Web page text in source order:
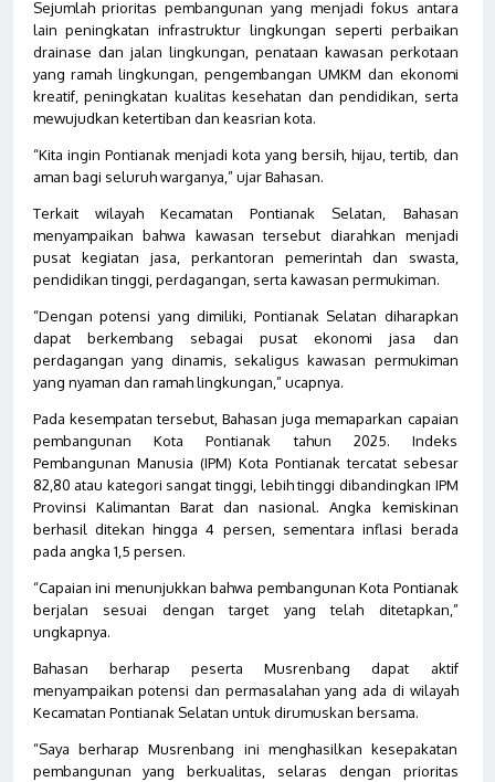
Sejumlah prioritas pembangunan yang menjadi fokus antara
lain peningkatan infrastruktur lingkungan seperti perbaikan
drainase dan jalan lingkungan, penataan kawasan perkotaan
yang ramah lingkungan, pengembangan UMKM dan ekonomi
kreatif, peningkatan kualitas kesehatan dan pendidikan, serta
mewujudkan ketertiban dan keasrian kota.
“Kita ingin Pontianak menjadi kota yang bersih, hijau, tertib, dan
aman bagi seluruh warganya,” ujar Bahasan.
Terkait wilayah Kecamatan Pontianak Selatan, Bahasan
menyampaikan bahwa kawasan tersebut diarahkan menjadi
pusat kegiatan jasa, perkantoran pemerintah dan swasta,
pendidikan tinggi, perdagangan, serta kawasan permukiman.
“Dengan potensi yang dimiliki, Pontianak Selatan diharapkan
dapat berkembang sebagai pusat ekonomi jasa dan
perdagangan yang dinamis, sekaligus kawasan permukiman
yang nyaman dan ramah lingkungan,” ucapnya.
Pada kesempatan tersebut, Bahasan juga memaparkan capaian
pembangunan Kota Pontianak tahun 2025. Indeks
Pembangunan Manusia (IPM) Kota Pontianak tercatat sebesar
82,80 atau kategori sangat tinggi, lebih tinggi dibandingkan IPM
Provinsi Kalimantan Barat dan nasional. Angka kemiskinan
berhasil ditekan hingga 4 persen, sementara inflasi berada
pada angka 1,5 persen.
“Capaian ini menunjukkan bahwa pembangunan Kota Pontianak
berjalan sesuai dengan target yang telah ditetapkan,”
ungkapnya.
Bahasan berharap peserta Musrenbang dapat aktif
menyampaikan potensi dan permasalahan yang ada di wilayah
Kecamatan Pontianak Selatan untuk dirumuskan bersama.
“Saya berharap Musrenbang ini menghasilkan kesepakatan
pembangunan yang berkualitas, selaras dengan prioritas